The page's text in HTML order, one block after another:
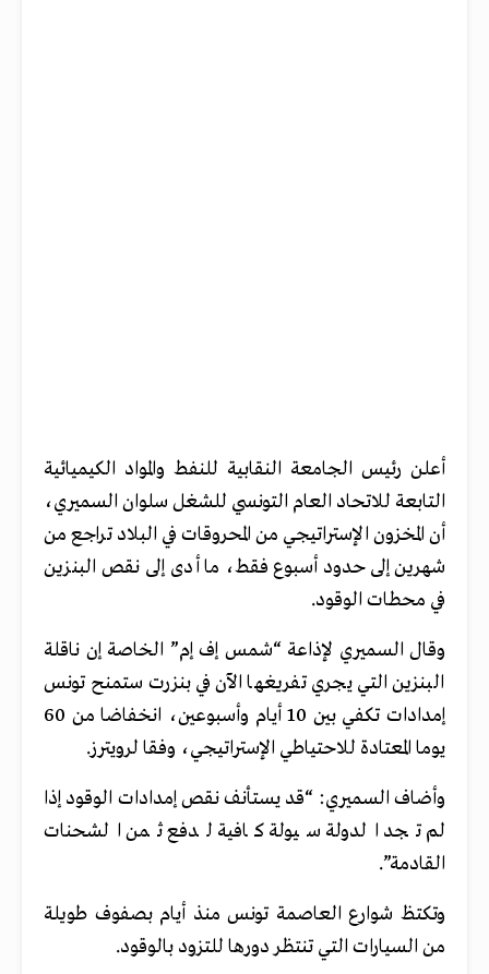
أعلن رئيس الجامعة النقابية للنفط والمواد الكيميائية
التابعة للاتحاد العام التونسي للشغل سلوان السميري،
أن المخزون الإستراتيجي من المحروقات في البلاد تراجع من
شهرين إلى حدود أسبوع فقط، ما أدى إلى نقص البنزين
في محطات الوقود.
وقال السميري لإذاعة “شمس إف إم” الخاصة إن ناقلة
البنزين التي يجري تفريغها الآن في بنزرت ستمنح تونس
إمدادات تكفي بين 10 أيام وأسبوعين، انخفاضا من 60
يوما المعتادة للاحتياطي الإستراتيجي، وفقا لرويترز.
وأضاف السميري: “قد يستأنف نقص إمدادات الوقود إذا
لم تجد الدولة سيولة كافية لدفع ثمن الشحنات
القادمة”.
وتكتظ شوارع العاصمة تونس منذ أيام بصفوف طويلة
من السيارات التي تنتظر دورها للتزود بالوقود.